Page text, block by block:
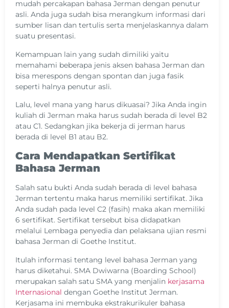
mudah percakapan bahasa Jerman dengan penutur
asli. Anda juga sudah bisa merangkum informasi dari
sumber lisan dan tertulis serta menjelaskannya dalam
suatu presentasi.
Kemampuan lain yang sudah dimiliki yaitu
memahami beberapa jenis aksen bahasa Jerman dan
bisa merespons dengan spontan dan juga fasik
seperti halnya penutur asli.
Lalu, level mana yang harus dikuasai? Jika Anda ingin
kuliah di Jerman maka harus sudah berada di level B2
atau C1. Sedangkan jika bekerja di jerman harus
berada di level B1 atau B2.
Cara Mendapatkan Sertifikat
Bahasa Jerman
Salah satu bukti Anda sudah berada di level bahasa
Jerman tertentu maka harus memiliki sertifikat. Jika
Anda sudah pada level C2 (fasih) maka akan memiliki
6 sertifikat. Sertifikat tersebut bisa didapatkan
melalui Lembaga penyedia dan pelaksana ujian resmi
bahasa Jerman di Goethe Institut.
Itulah informasi tentang level bahasa Jerman yang
harus diketahui. SMA Dwiwarna (Boarding School)
merupakan salah satu SMA yang menjalin kerjasama
Internasional dengan Goethe Institut Jerman.
Kerjasama ini membuka ekstrakurikuler bahasa